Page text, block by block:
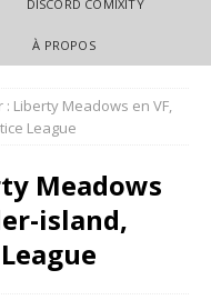
DISCORD COMIXITY
À PROPOS
: Liberty Meadows en VF,
League
Meadows
island,